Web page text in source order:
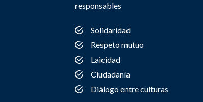
responsables
Solidaridad
Respeto mutuo
Laicidad
Ciudadanía
Diálogo entre culturas